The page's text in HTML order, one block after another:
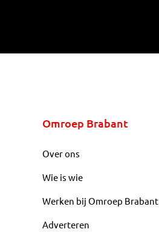
Omroep Brabant
Over ons
Wie is wie
Werken bij Omroep Brabant
Adverteren